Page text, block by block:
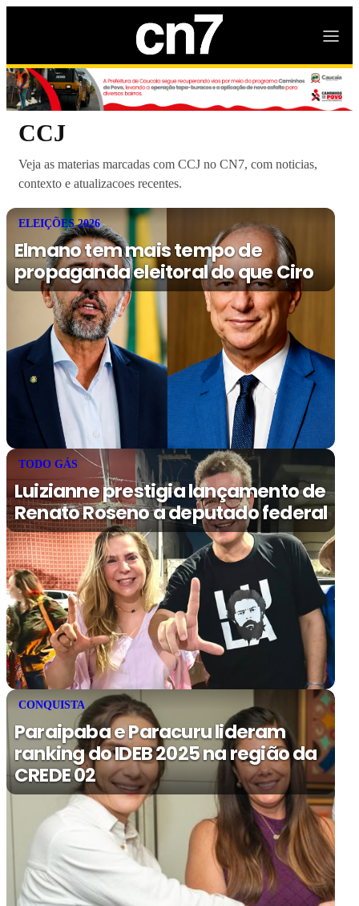
CCJ
Veja as materias marcadas com CCJ no CN7, com noticias,
contexto e atualizacoes recentes.
ELEIÇÕES 2026
Elmano tem mais tempo de
propaganda eleitoral do que Ciro
TODO GÁS
Luizianne prestigia lançamento de
Renato Roseno a deputado federal
CONQUISTA
Paraipaba e Paracuru lideram
ranking do IDEB 2025 na região da
CREDE 02